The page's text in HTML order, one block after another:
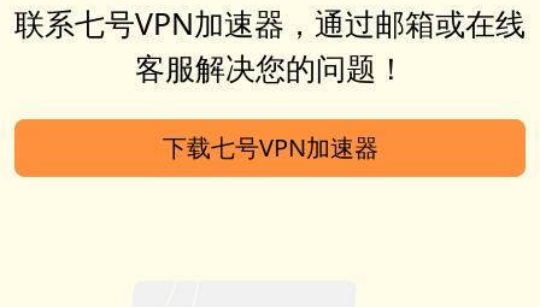
联系七号VPN加速器，通过邮箱或在线
客服解决您的问题！
下载七号VPN加速器